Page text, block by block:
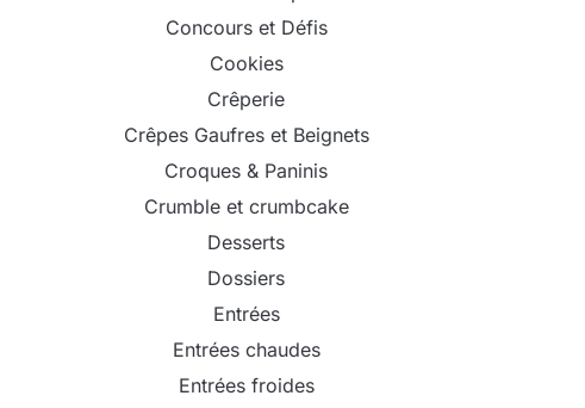
Concours et Défis
Cookies
Crêperie
Crêpes Gaufres et Beignets
Croques & Paninis
Crumble et crumbcake
Desserts
Dossiers
Entrées
Entrées chaudes
Entrées froides